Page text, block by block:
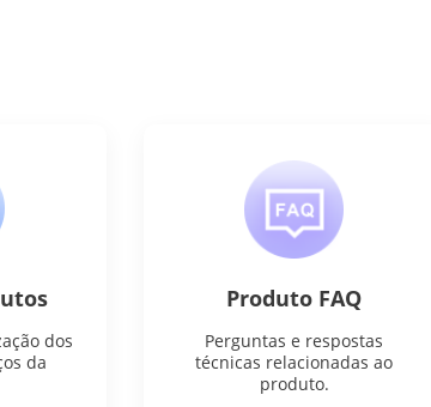
dos
da
Produto FAQ
Perguntas e respostas
técnicas relacionadas ao
produto.